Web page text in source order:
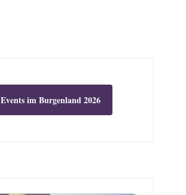
Events im Burgenland 2026